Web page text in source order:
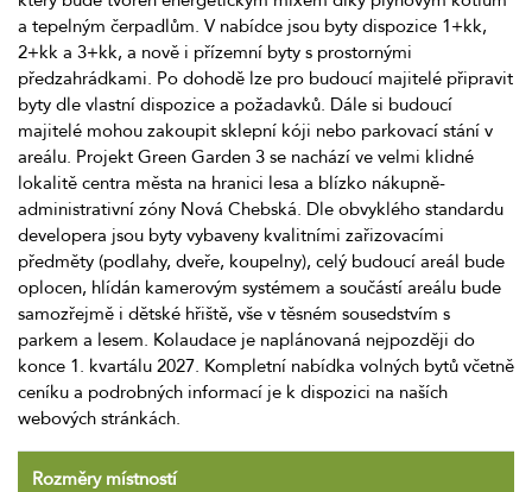
a tepelným čerpadlům. V nabídce jsou byty dispozice 1+kk,
2+kk a 3+kk, a nově i přízemní byty s prostornými
předzahrádkami. Po dohodě lze pro budoucí majitelé připravit
byty dle vlastní dispozice a požadavků. Dále si budoucí
majitelé mohou zakoupit sklepní kóji nebo parkovací stání v
areálu. Projekt Green Garden 3 se nachází ve velmi klidné
lokalitě centra města na hranici lesa a blízko nákupně-
administrativní zóny Nová Chebská. Dle obvyklého standardu
developera jsou byty vybaveny kvalitními zařizovacími
předměty (podlahy, dveře, koupelny), celý budoucí areál bude
oplocen, hlídán kamerovým systémem a součástí areálu bude
samozřejmě i dětské hřiště, vše v těsném sousedstvím s
parkem a lesem. Kolaudace je naplánovaná nejpozději do
konce 1. kvartálu 2027. Kompletní nabídka volných bytů včetně
ceníku a podrobných informací je k dispozici na naších
webových stránkách.
Rozměry místností